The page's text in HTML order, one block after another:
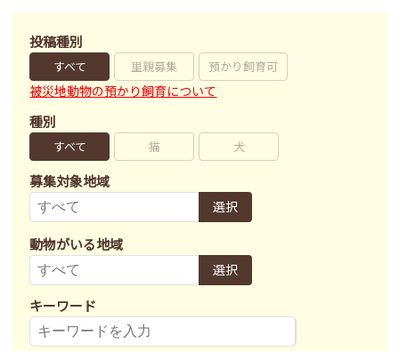
投稿種別
すべて 里親募集 預かり飼育可
被災地動物の預かり飼育について
種別
すべて 猫 犬
募集対象地域
選択
動物がいる地域
選択
キーワード